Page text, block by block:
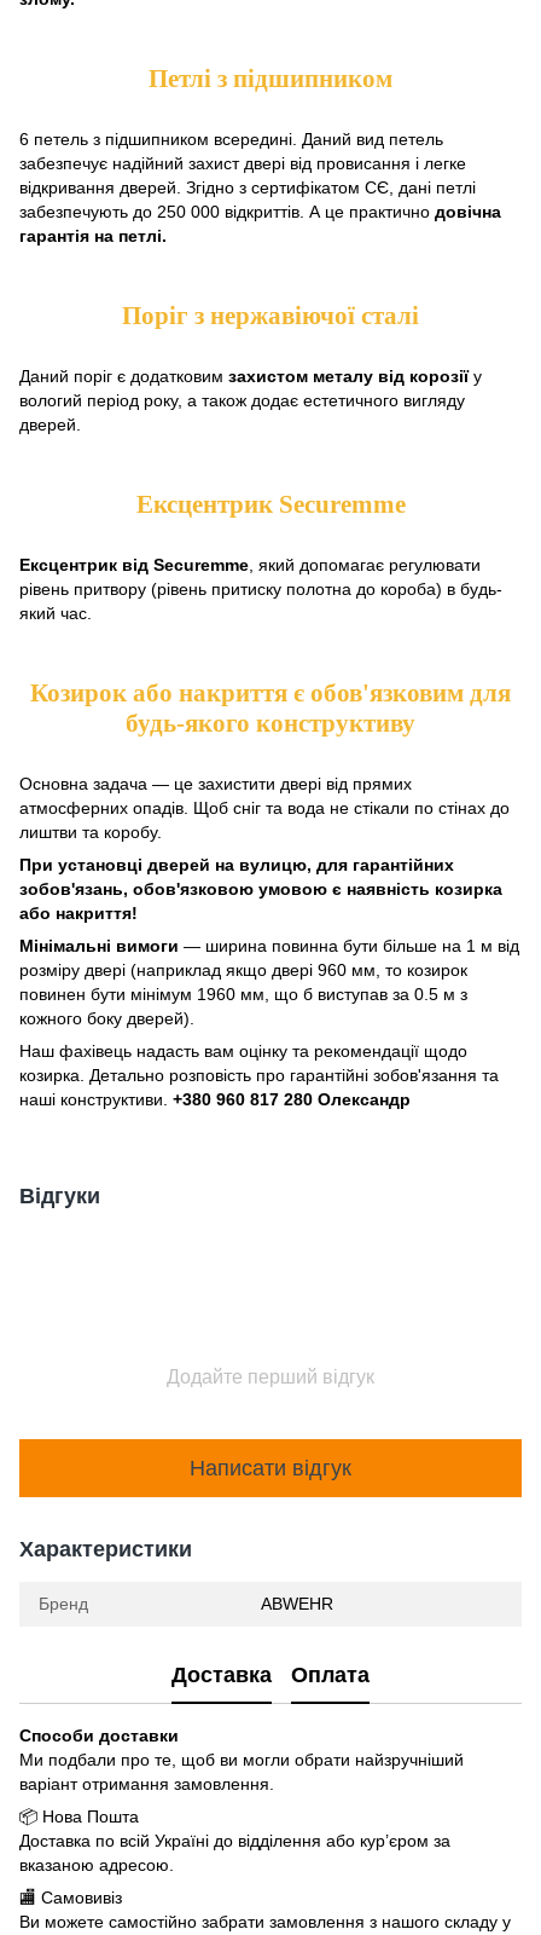
Петлі з підшипником
6 петель з підшипником всередині. Даний вид петель
забезпечує надійний захист двері від провисання і легке
відкривання дверей. Згідно з сертифікатом СЄ, дані петлі
забезпечують до 250 000 відкриттів. А це практично довічна
гарантія на петлі.
Поріг з нержавіючої сталі
Даний поріг є додатковим захистом металу від корозіїу
вологий період року, а також додає естетичного вигляду
дверей.
Ексцентрик Securemme
Ексцентрик від Securemme, який допомагає регулювати
рівень притвору (рівень притиску полотна до короба) в будь-
який час.
Козирок або накриття є обов'язковим для
будь-якого конструктиву
Основна задача — це захистити двері від прямих
атмосферних опадів. Щоб сніг та вода не стікали по стінах до
лиштви та коробу.
При установці дверей на вулицю, для гарантійних
зобов'язань, обов'язковою умовою є наявність козирка
або накриття!
Мінімальні вимоги — ширина повинна бути більше на 1 м від
розміру двері (наприклад якщо двері 960 мм, то козирок
повинен бути мінімум 1960 мм, що б виступав за 0.5 м з
кожного боку дверей).
Наш фахівець надасть вам оцінку та рекомендації щодо
козирка. Детально розповість про гарантійні зобов'язання та
наші конструктиви. +380 960 817 280 Олександр
Відгуки
Додайте перший відгук
Написати відгук
Характеристики
Бренд ABWEHR
Доставка Оплата
Способи доставки
Ми подбали про те, щоб ви могли обрати найзручніший
варіант отримання замовлення.
📦 Нова Пошта
Доставка по всій Україні до відділення або кур’єром за
вказаною адресою.
🏬 Самовивіз
Ви можете самостійно забрати замовлення з нашого складу у